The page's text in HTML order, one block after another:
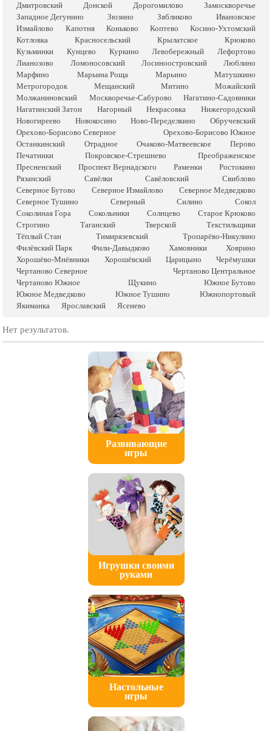
Дмитровский
Донской Дорогомилово
Замоскворечье
Западное Дегунино
Зюзино Зябликово
Ивановское
Измайлово
Капотня Коньково Коптево
Косино-Ухтомский
Котловка
Красносельский Крылатское
Крюково
Кузьминки
Кунцево Куркино Левобережный
Лефортово
Лианозово
Ломоносовский Лосиноостровский
Люблино
Марфино
Марьина Роща Марьино
Матушкино
Метрогородок
Мещанский Митино
Можайский
Молжаниновский
Москворечье-Сабурово
Нагатино-Садовники
Нагатинский Затон
Нагорный Некрасовка
Нижегородский
Новогиреево
Новокосино Ново-Переделкино
Обручевский
Орехово-Борисово Северное
Орехово-Борисово Южное
Останкинский
Отрадное Очаково-Матвеевское
Перово
Печатники
Покровское-Стрешнево
Преображенское
Пресненский
Проспект Вернадского Раменки
Ростокино
Рязанский
Савёлки Савёловский
Свиблово
Северное Бутово
Северное Измайлово
Северное Медведково
Северное Тушино
Северный Силино
Сокол
Соколиная Гора
Сокольники Солнцево
Старое Крюково
Строгино
Таганский Тверской
Текстильщики
Тёплый Стан
Тимирязевский
Тропарёво-Никулино
Филёвский Парк
Фили-Давыдково Хамовники
Ховрино
Хорошёво-Мнёвники
Хорошёвский Царицыно
Черёмушки
Чертаново Северное
Чертаново Центральное
Чертаново Южное
Щукино
Южное Бутово
Южное Медведково
Южное Тушино
Южнопортовый
Якиманка
Ярославский Ясенево
Нет результатов.
Развивающие
игры
Игрушки своими
руками
Настольные
игры